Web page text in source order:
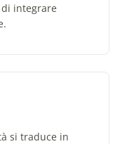
integrare
si traduce in